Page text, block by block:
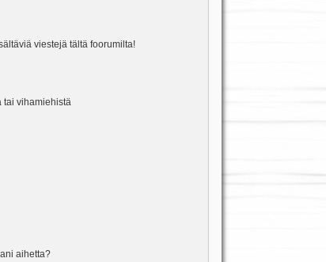
viestejä tältä foorumilta!
tai vihamiehistä
aihetta?